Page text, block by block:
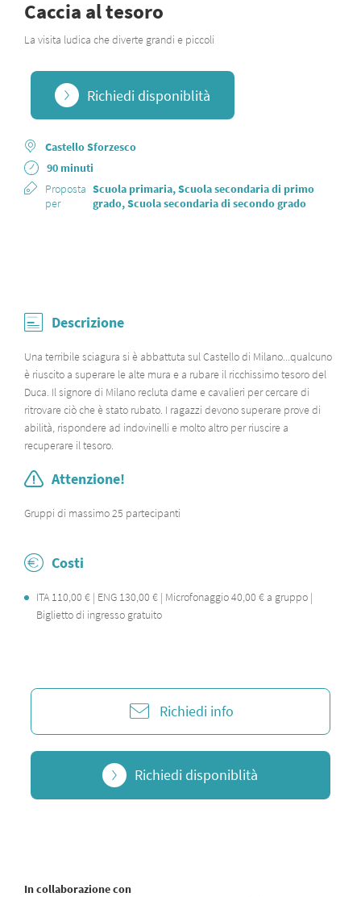
Caccia al tesoro
La visita ludica che diverte grandi e piccoli
Richiedi disponiblità
Castello Sforzesco
90 minuti
Proposta
per
Scuola primaria, Scuola secondaria di primo
grado, Scuola secondaria di secondo grado
Descrizione
Una terribile sciagura si è abbattuta sul Castello di Milano...qualcuno
è riuscito a superare le alte mura e a rubare il ricchissimo tesoro del
Duca. Il signore di Milano recluta dame e cavalieri per cercare di
ritrovare ciò che è stato rubato. I ragazzi devono superare prove di
abilità, rispondere ad indovinelli e molto altro per riuscire a
recuperare il tesoro.
Attenzione!
Gruppi di massimo 25 partecipanti
Costi
ITA 110,00 € | ENG 130,00 € | Microfonaggio 40,00 € a gruppo |
Biglietto di ingresso gratuito
Richiedi info
Richiedi disponiblità
In collaborazione con